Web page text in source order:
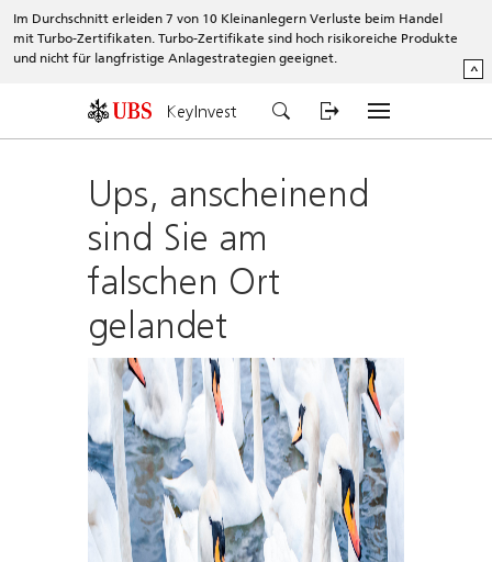
Im Durchschnitt erleiden 7 von 10 Kleinanlegern Verluste beim Handel
mit Turbo-Zertifikaten. Turbo-Zertifikate sind hoch risikoreiche Produkte
und nicht für langfristige Anlagestrategien geeignet.
^
KeyInvest
Ups, anscheinend
sind Sie am
falschen Ort
gelandet